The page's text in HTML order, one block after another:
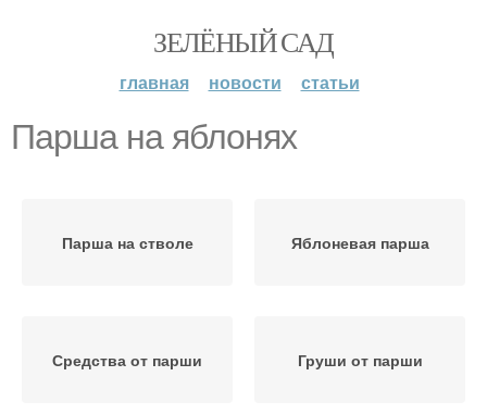
ЗЕЛЁНЫЙ САД
главная новости статьи
Парша на яблонях
Парша на стволе Яблоневая парша
Средства от парши Груши от парши